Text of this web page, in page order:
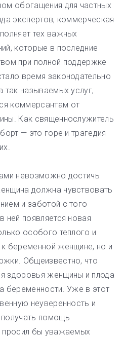
обогащения для частных
экспертов, коммерческая
тех важных
которые в последние
при полной поддержке
время законодательно
так называемых услуг,
коммерсантам от
Как священнослужитель
— это горе и трагедия
невозможно достичь
должна чувствовать
и заботой с того
ней появляется новая
особого теплого и
беременной женщине, но и
Общеизвестно, что
здоровья женщины и плода
беременности. Уже в этот
неуверенность и
помощь
просил бы уважаемых